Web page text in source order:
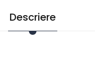
Descriere